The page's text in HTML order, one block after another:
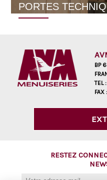
PORTES
BP
TEL :
FAX :
RESTEZ